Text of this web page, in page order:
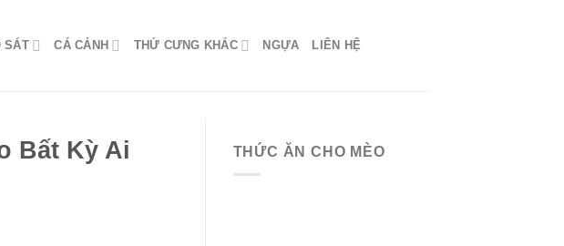
SÁT CÁ CẢNH THỨ CƯNG KHÁC NGỰA LIÊN HỆ
Bất Kỳ Ai THỨC ĂN CHO MÈO